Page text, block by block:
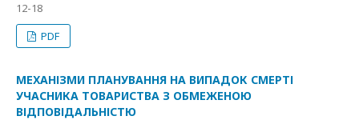
12-18
PDF
МЕХАНІЗМИ ПЛАНУВАННЯ НА ВИПАДОК СМЕРТІ
УЧАСНИКА ТОВАРИСТВА З ОБМЕЖЕНОЮ
ВІДПОВІДАЛЬНІСТЮ